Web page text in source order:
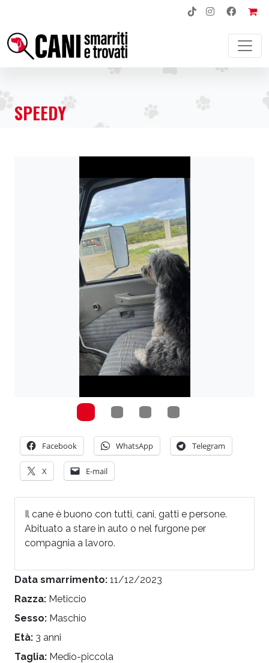
NAVIGAZIONE PRINCIPALE
SPEEDY
Facebook WhatsApp Telegram
X E-mail
Il cane è buono con tutti, cani, gatti e persone.
Abituato a stare in auto o nel furgone per
compagnia a lavoro.
Data smarrimento: 11/12/2023
Razza: Meticcio
Sesso: Maschio
Età: 3 anni
Taglia: Medio-piccola